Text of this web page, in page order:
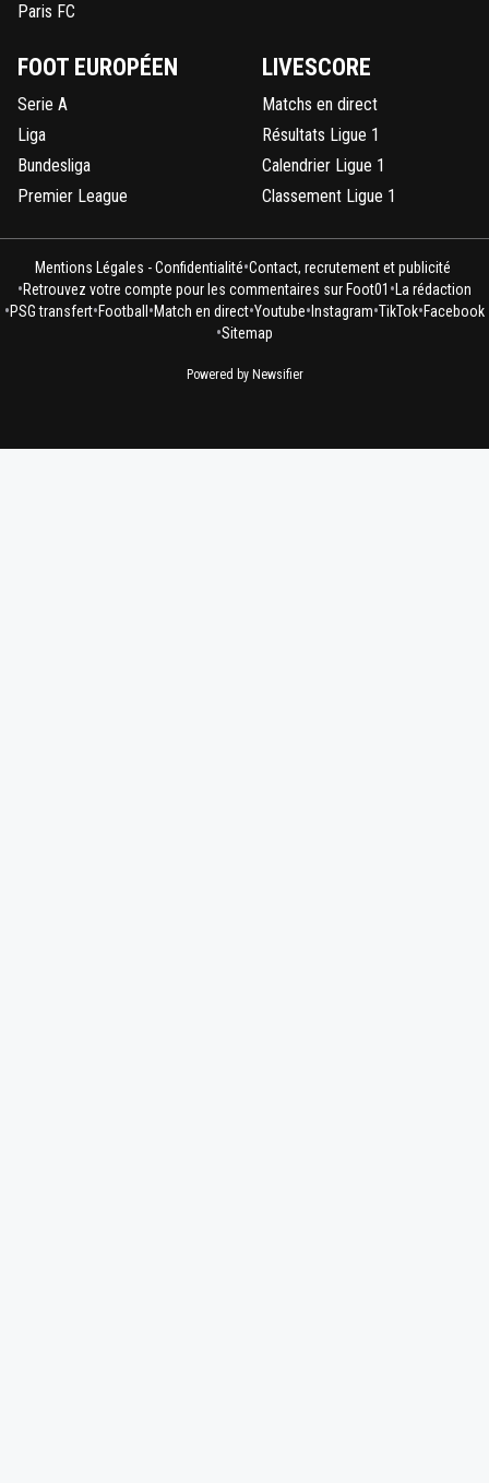
Paris FC
FOOT EUROPÉEN
Serie A
Liga
Bundesliga
Premier League
LIVESCORE
Matchs en direct
Résultats Ligue 1
Calendrier Ligue 1
Classement Ligue 1
Mentions Légales - Confidentialité•Contact, recrutement et publicité
•Retrouvez votre compte pour les commentaires sur Foot01 • La rédaction
•PSG transfert•Football •Match en direct•Youtube• Instagram•TikTok•Facebook
•Sitemap
Powered by Newsifier